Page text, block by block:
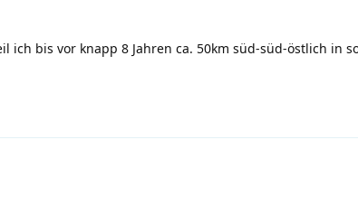
ich bis vor knapp 8 Jahren ca. 50km süd-süd-östlich in